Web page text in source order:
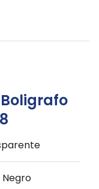
Boligrafo